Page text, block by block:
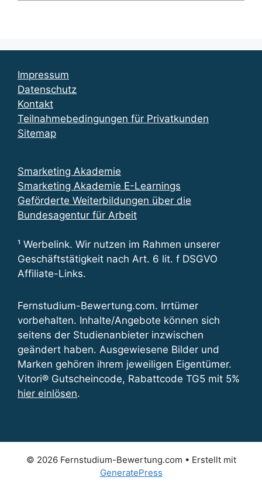
Impressum
Datenschutz
Kontakt
Teilnahmebedingungen für Privatkunden
Sitemap
Smarketing Akademie
Smarketing Akademie E-Learnings
Geförderte Weiterbildungen über die
Bundesagentur für Arbeit
¹ Werbelink. Wir nutzen im Rahmen unserer
Geschäftstätigkeit nach Art. 6 lit. f DSGVO
Affiliate-Links.
Fernstudium-Bewertung.com. Irrtümer
vorbehalten. Inhalte/Angebote können sich
seitens der Studienanbieter inzwischen
geändert haben. Ausgewiesene Bilder und
Marken gehören ihrem jeweiligen Eigentümer.
Vitori® Gutscheincode, Rabattcode TG5 mit 5%
hier einlösen.
© 2026 Fernstudium-Bewertung.com • Erstellt mit
GeneratePress